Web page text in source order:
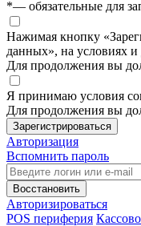
*— обязательные для
Нажимая кнопку
данных», на условиях
Для продолжения вы
Я принимаю условия
Для продолжения вы
Зарегистрироваться
Авторизация
Вспомнить пароль
Восстановить
Авторизироваться
POS периферия